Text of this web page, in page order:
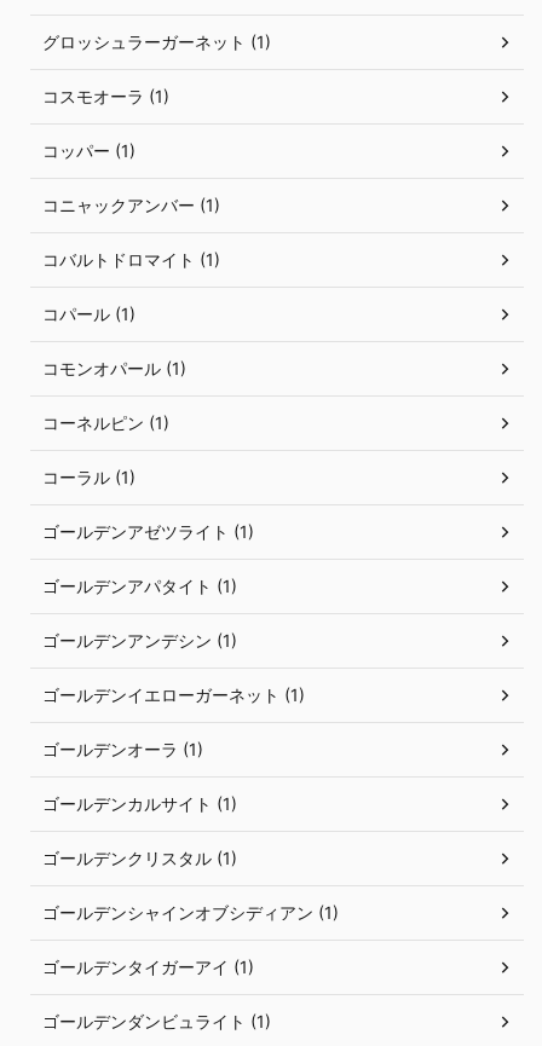
グロッシュラーガーネット (1)
コスモオーラ (1)
コッパー (1)
コニャックアンバー (1)
コバルトドロマイト (1)
コパール (1)
コモンオパール (1)
コーネルピン (1)
コーラル (1)
ゴールデンアゼツライト (1)
ゴールデンアパタイト (1)
ゴールデンアンデシン (1)
ゴールデンイエローガーネット (1)
ゴールデンオーラ (1)
ゴールデンカルサイト (1)
ゴールデンクリスタル (1)
ゴールデンシャインオブシディアン (1)
ゴールデンタイガーアイ (1)
ゴールデンダンビュライト (1)